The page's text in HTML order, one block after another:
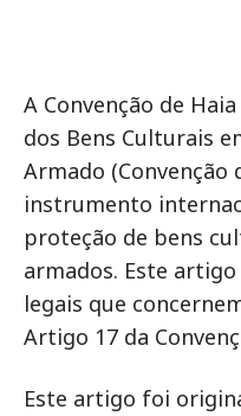
A Convenção de
dos Bens Culturais
Armado (Convenção
instrumento
proteção de bens
armados. Este
legais que
Artigo 17 da
Este artigo foi